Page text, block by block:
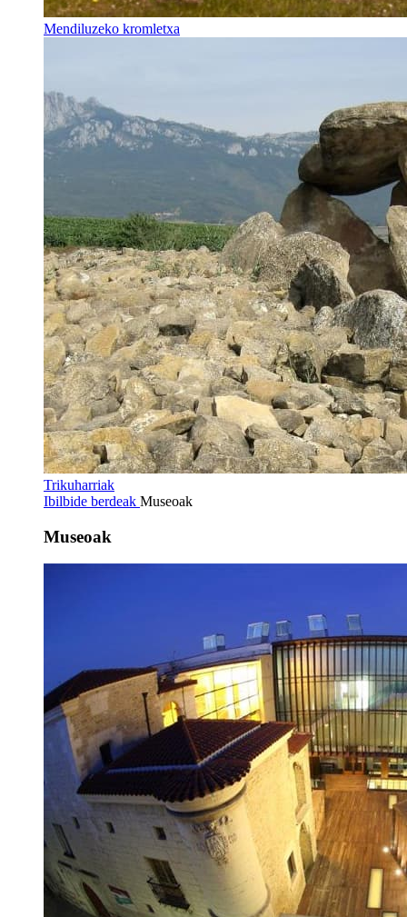
Mendiluzeko kromletxa
Trikuharriak
Ibilbide berdeak Museoak
Museoak